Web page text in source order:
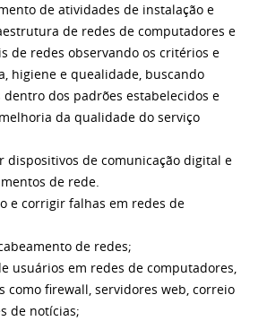
de atividades de instalação e
de redes de computadores e
de redes observando os critérios e
higiene e quealidade, buscando
dos padrões estabelecidos e
da qualidade do serviço
dispositivos de comunicação digital e
de rede.
e corrigir falhas em redes de
de redes;
usuários em redes de computadores,
como firewall, servidores web, correio
de notícias;